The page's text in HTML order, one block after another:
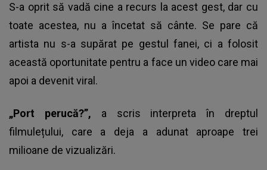
S-a oprit să vadă cine a recurs la acest gest, dar cu
toate acestea, nu a încetat să cânte. Se pare că
artista nu s-a supărat pe gestul fanei, ci a folosit
această oportunitate pentru a face un video care mai
apoi a devenit viral.
„Port perucă?”, a scris interpreta în dreptul
filmulețului, care a deja a adunat aproape trei
milioane de vizualizări.